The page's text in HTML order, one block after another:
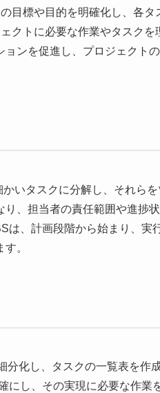
目標や目的を明確化し、各タ
クトに必要な作業やタスクを
ンを促進し、プロジェクト
いタスクに分解し、それら
、担当者の責任範囲や進捗
は、計画段階から始まり、実
。
分化し、タスクの一覧表を作
にし、その実現に必要な作業